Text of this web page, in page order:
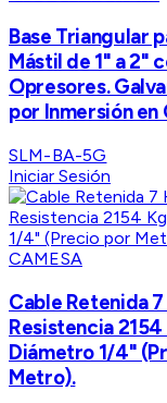
Base Triangular
Mástil de 1" a 2"
Opresores.
por Inmersión en
SLM-BA-5G
Iniciar Sesión
CAMESA
Cable Retenida
Resistencia 2154
Diámetro 1/4"
Metro).